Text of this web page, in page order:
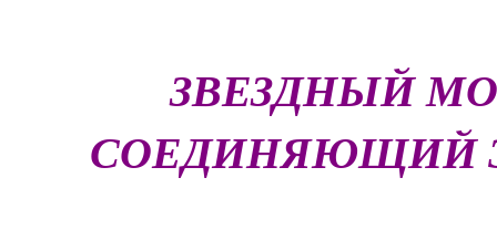
ЗВЕЗДНЫЙ
СОЕДИНЯЮЩИЙ